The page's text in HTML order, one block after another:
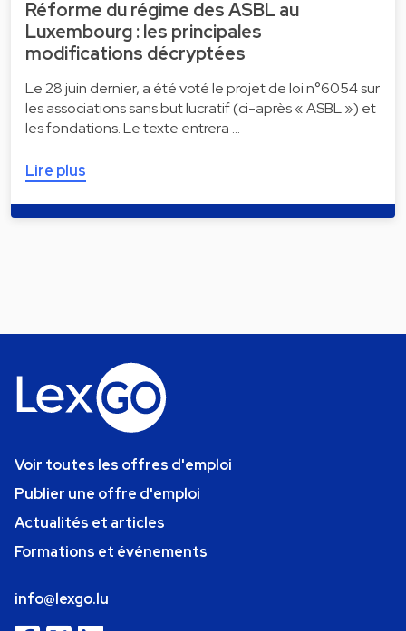
Réforme du régime des ASBL au
Luxembourg : les principales
modifications décryptées
Le 28 juin dernier, a été voté le projet de loi n°6054 sur
les associations sans but lucratif (ci-après « ASBL ») et
les fondations. Le texte entrera …
Lire plus
Voir toutes les offres d'emploi
Publier une offre d'emploi
Actualités et articles
Formations et événements
info@lexgo.lu